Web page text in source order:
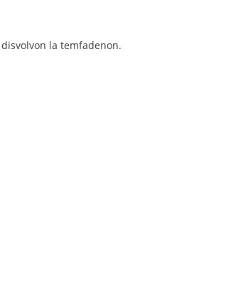
la temfadenon.